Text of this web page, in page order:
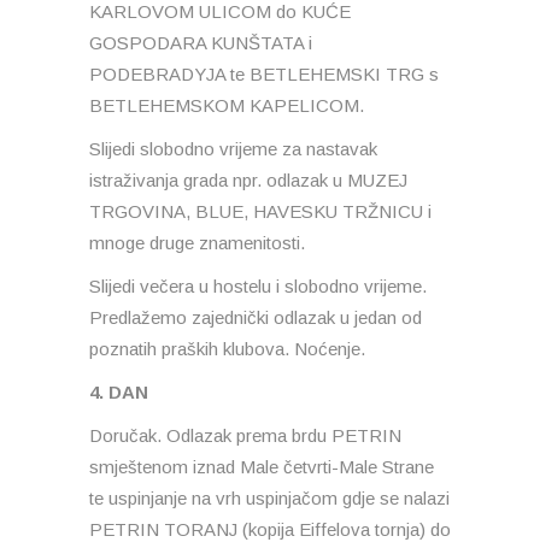
KARLOVOM ULICOM do KUĆE
GOSPODARA KUNŠTATA i
PODEBRADYJA te BETLEHEMSKI TRG s
BETLEHEMSKOM KAPELICOM.
Slijedi slobodno vrijeme za nastavak
istraživanja grada npr. odlazak u MUZEJ
TRGOVINA, BLUE, HAVESKU TRŽNICU i
mnoge druge znamenitosti.
Slijedi večera u hostelu i slobodno vrijeme.
Predlažemo zajednički odlazak u jedan od
poznatih praških klubova. Noćenje.
4. DAN
Doručak. Odlazak prema brdu PETRIN
smještenom iznad Male četvrti-Male Strane
te uspinjanje na vrh uspinjačom gdje se nalazi
PETRIN TORANJ (kopija Eiffelova tornja) do